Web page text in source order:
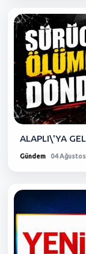
ALAPLI\'YA
Gündem 04